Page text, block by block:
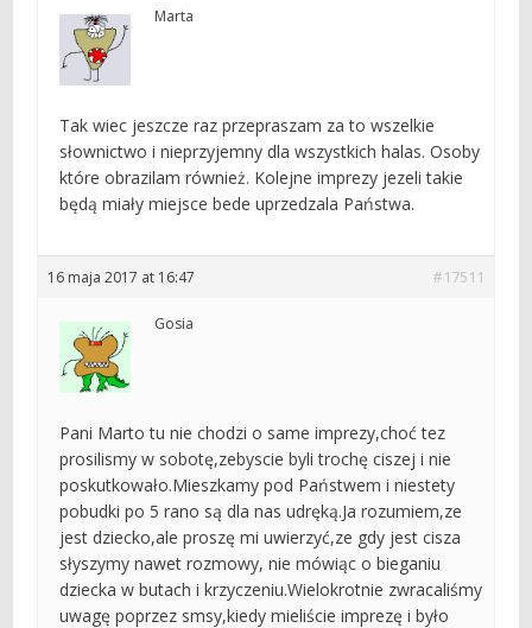
Marta
Tak wiec jeszcze raz przepraszam za to wszelkie
słownictwo i nieprzyjemny dla wszystkich halas. Osoby
które obrazilam również. Kolejne imprezy jezeli takie
będą miały miejsce bede uprzedzala Państwa.
16 maja 2017 at 16:47 #17511
Gosia
Pani Marto tu nie chodzi o same imprezy,choć tez
prosilismy w sobotę,zebyscie byli trochę ciszej i nie
poskutkowało.Mieszkamy pod Państwem i niestety
pobudki po 5 rano są dla nas udręką.Ja rozumiem,ze
jest dziecko,ale proszę mi uwierzyć,ze gdy jest cisza
słyszymy nawet rozmowy, nie mówiąc o bieganiu
dziecka w butach i krzyczeniu.Wielokrotnie zwracaliśmy
uwagę poprzez smsy,kiedy mieliście imprezę i było